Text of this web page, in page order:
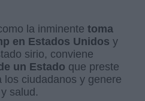
la inminentetoma
en Estados Unidos y
sirio, conviene
un Estado que preste
los ciudadanos y genere
salud.